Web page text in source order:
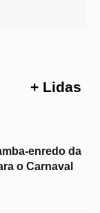
+ Lidas
enredo da
o Carnaval